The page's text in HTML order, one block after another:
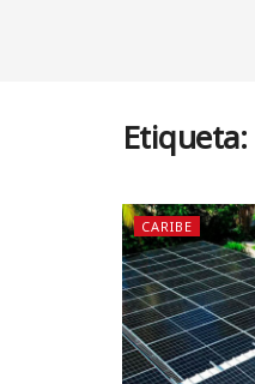
Etiqueta:
CARIBE